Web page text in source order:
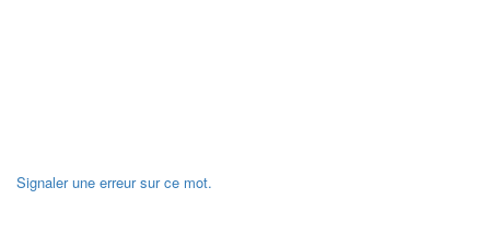
Signaler une erreur sur ce mot.